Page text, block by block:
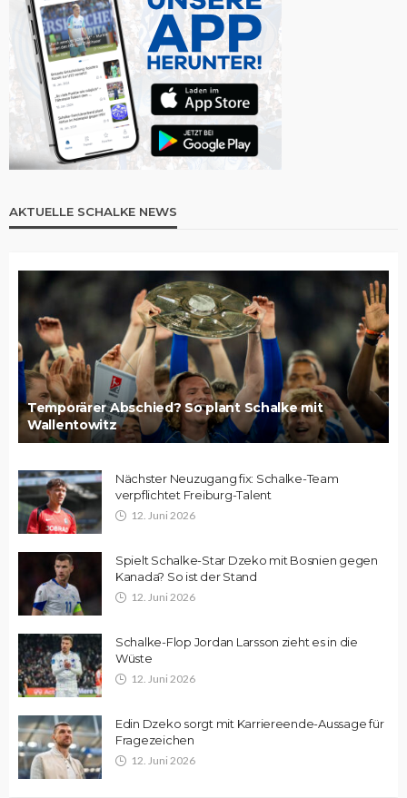
AKTUELLE SCHALKE NEWS
Temporärer Abschied? So plant Schalke mit
Wallentowitz
Nächster Neuzugang fix: Schalke-Team
verpflichtet Freiburg-Talent
12. Juni 2026
Spielt Schalke-Star Dzeko mit Bosnien gegen
Kanada? So ist der Stand
12. Juni 2026
Schalke-Flop Jordan Larsson zieht es in die
Wüste
12. Juni 2026
Edin Dzeko sorgt mit Karriereende-Aussage für
Fragezeichen
12. Juni 2026